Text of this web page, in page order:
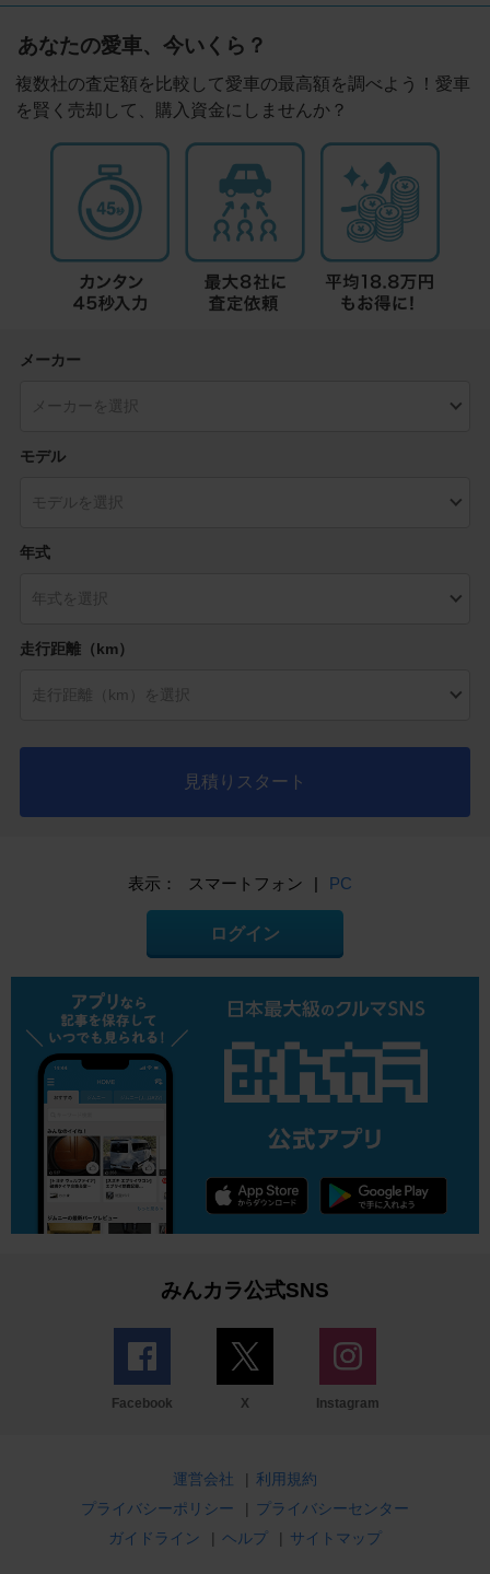
あなたの愛車、今いくら？
複数社の査定額を比較して愛車の最高額を調べよう！愛車
を賢く売却して、購入資金にしませんか？
メーカー
モデル
年式
走行距離（km）
見積りスタート
表示： スマートフォン | PC
ログイン
みんカラ公式SNS
Facebook X Instagram
運営会社 | 利用規約
プライバシーポリシー
| プライバシーセンター
ガイドライン
| ヘルプ | サイトマップ